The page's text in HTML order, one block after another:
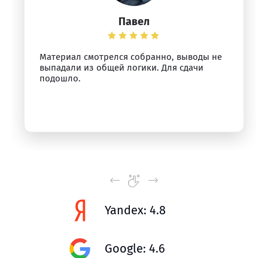
Павел
Материал смотрелся собранно, выводы не
выпадали из общей логики. Для сдачи
подошло.
Yandex: 4.8
Google: 4.6